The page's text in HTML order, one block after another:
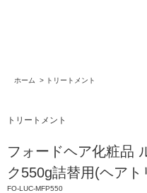
ホーム > トリートメント
トリートメント
フォードヘア化粧品
ク550g詰替用(ヘアト
FO-LUC-MFP550